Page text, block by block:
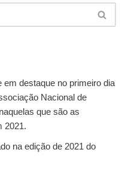
em destaque no primeiro dia
Nacional de
que são as
2021.
na edição de 2021 do